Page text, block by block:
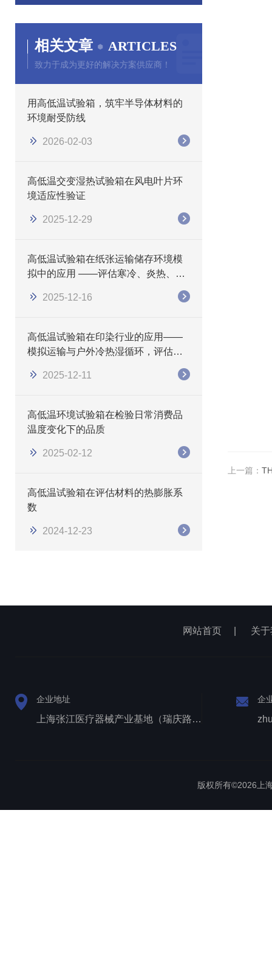
相关文章 ARTICLES
致力于成为更好的解决方案供应商！
用高低温试验箱，筑牢半导体材料的
环境耐受防线
2026-02-03
高低温交变湿热试验箱在风电叶片环
境适应性验证
2025-12-29
高低温试验箱在纸张运输储存环境模
拟中的应用 ——评估寒冷、炎热、湿
2025-12-16
高低温试验箱在印染行业的应用——
模拟运输与户外冷热湿循环，评估色
2025-12-11
高低温环境试验箱在检验日常消费品
温度变化下的品质
2025-02-12
高低温试验箱在评估材料的热膨胀系
数
2024-12-23
上一篇：
网站首页 关
企业地址
上海张江医疗器械产业基地（瑞庆路528号）
企
版权所有©2026